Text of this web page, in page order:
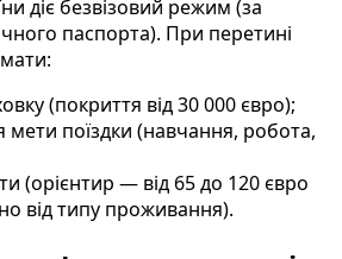
діє безвізовий режим (за
паспорта). При перетині
(покриття від 30 000 євро);
мети поїздки (навчання, робота,
(орієнтир — від 65 до 120 євро
від типу проживання).